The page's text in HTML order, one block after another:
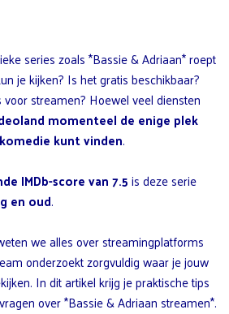
series zoals *Bassie & Adriaan* roept
je kijken? Is het gratis beschikbaar?
streamen? Hoewel veel diensten
momenteel de enige plek
kunt vinden.
IMDb-score van 7.5is deze serie
en oud.
we alles over streamingplatforms
onderzoekt zorgvuldig waar je jouw
In dit artikel krijg je praktische tips
over *Bassie & Adriaan streamen*.